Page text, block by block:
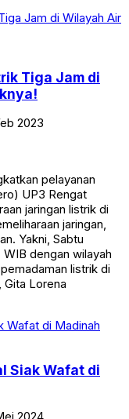
Tiga Jam di
2023
pelayanan
UP3 Rengat
jaringan listrik di
jaringan,
Yakni, Sabtu
WIB dengan wilayah
listrik di
Lorena
Siak Wafat di
2024